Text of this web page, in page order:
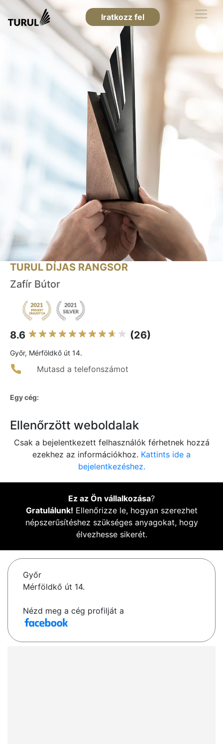
Iratkozz fel
TURUL DÍJAS RANGSOR
Zafír Bútor
8.6 (26)
Győr, Mérföldkő út 14.
Mutasd a telefonszámot
Egy cég:
Ellenőrzött weboldalak
Csak a bejelentkezett felhasználók férhetnek hozzá
ezekhez az információkhoz. Kattints ide a
bejelentkezéshez.
Ez az Ön vállalkozása?
Gratulálunk! Ellenőrizze le, hogyan szerezhet
népszerűsítéshez szükséges anyagokat, hogy
élvezhesse sikerét.
Győr
Mérföldkő út 14.
Nézd meg a cég profilját a